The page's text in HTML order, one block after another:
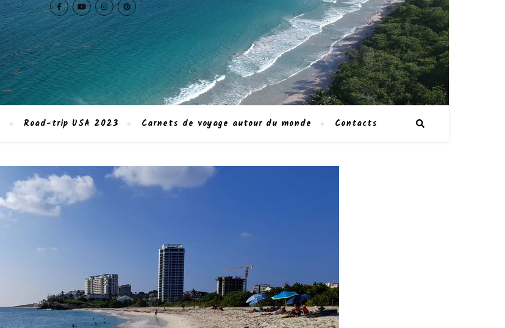
Road-trip USA 2023 Carnets de voyage autour du monde Contacts